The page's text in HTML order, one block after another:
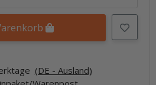
(DE - Ausland)